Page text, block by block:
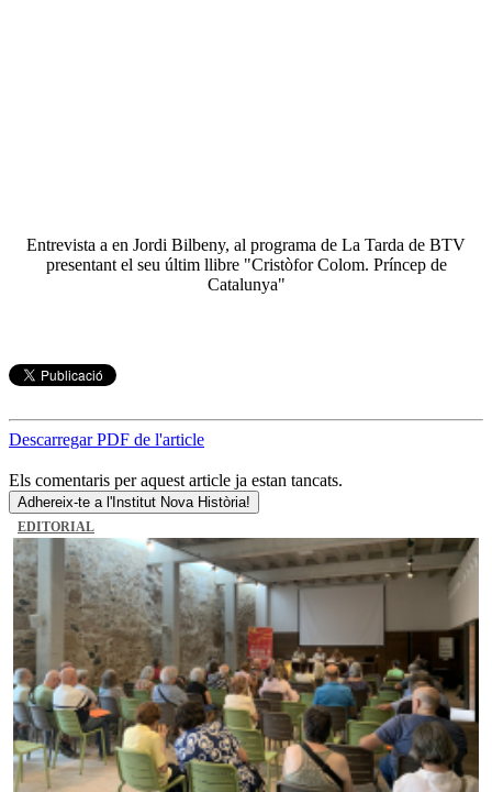
Entrevista a en Jordi Bilbeny, al programa de La Tarda de BTV
presentant el seu últim llibre "Cristòfor Colom. Príncep de
Catalunya"
Descarregar PDF de l'article
Els comentaris per aquest article ja estan tancats.
Adhereix-te a l'Institut Nova Història!
EDITORIAL